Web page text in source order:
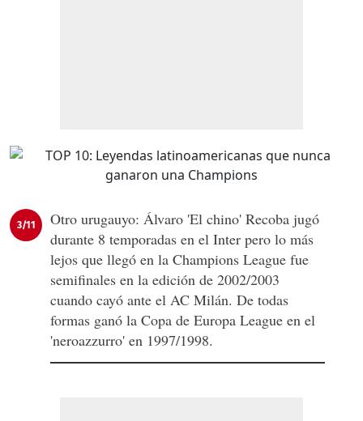
3/11
Otro urugauyo: Álvaro 'El chino' Recoba jugó
durante 8 temporadas en el Inter pero lo más
lejos que llegó en la Champions League fue
semifinales en la edición de 2002/2003
cuando cayó ante el AC Milán. De todas
formas ganó la Copa de Europa League en el
'neroazzurro' en 1997/1998.